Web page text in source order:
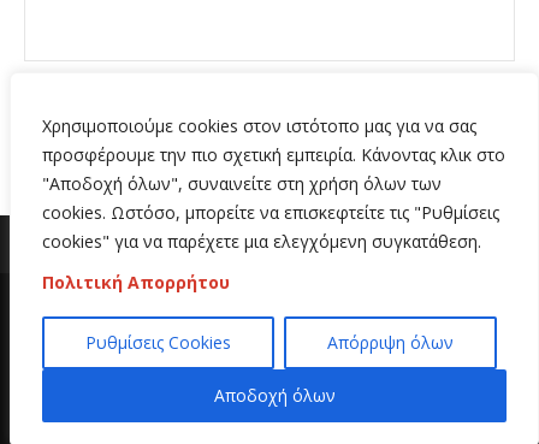
Χρησιμοποιούμε cookies στον ιστότοπο μας για να σας
προσφέρουμε την πιο σχετική εμπειρία. Κάνοντας κλικ στο
"Αποδοχή όλων", συναινείτε στη χρήση όλων των
cookies. Ωστόσο, μπορείτε να επισκεφτείτε τις "Ρυθμίσεις
cookies" για να παρέχετε μια ελεγχόμενη συγκατάθεση.
Πολιτική Απορρήτου
Ρυθμίσεις Cookies Απόρριψη όλων
Αποδοχή όλων
Copyright 2020 | All Rights Reserved | Κατασκευή
ιστοσελίδων
Hi Web